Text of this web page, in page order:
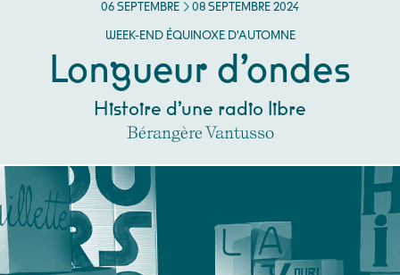
DU
06 SEPTEMBRE
SEPTEMBRE AU
08 SEPTEMBRE
SEPTEMBRE 2024
WEEK-END ÉQUINOXE D'AUTOMNE
Longueur d’ondes
Histoire d’une radio libre
Bérangère Vantusso